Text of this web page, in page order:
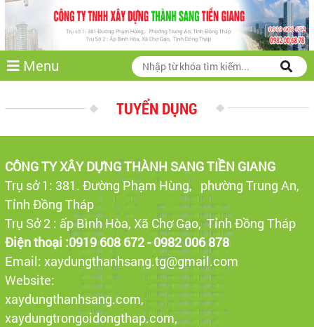
Menu
TUYỂN DỤNG
CÔNG TY XÂY DỰNG THÀNH SANG TIỀN GIANG
Trụ sở 1: 381. Đường Phạm Hùng, phường Trung An,
Tỉnh Đồng Tháp
Trụ Sở 2 : ấp Bình Hòa, Xã Chợ Gạo, Tỉnh Đồng Tháp
Điện thoại :0919 608 672 - 0982 006 878
Email: xaydungthanhsang.tg@gmail.com
Website:
xaydungthanhsang.com,
xaydungtrongoidongthap.com,